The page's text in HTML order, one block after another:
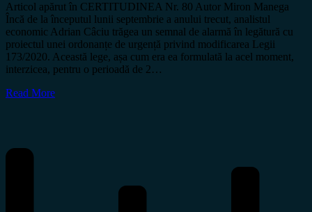
Articol apărut în CERTITUDINEA Nr. 80 Autor Miron Manega
Încă de la începutul lunii septembrie a anului trecut, analistul
economic Adrian Câciu trăgea un semnal de alarmă în legătură cu
proiectul unei ordonanțe de urgență privind modificarea Legii
173/2020. Această lege, așa cum era ea formulată la acel moment,
interzicea, pentru o perioadă de 2…
Read More